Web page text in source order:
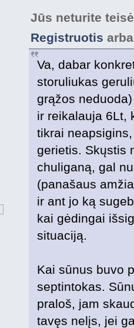
Jūs neturite
Registruotis
Va, dabar
storuliukas
grąžos
ir reikalauja 6Lt,
tikrai
gerietis. Skųstis
chuliganą, gal
(panašaus
ir ant jo ką
kai gėdingai
situaciją.
Kai sūnus buvo
septintokas.
praloš, jam
tavęs nelįs, jei